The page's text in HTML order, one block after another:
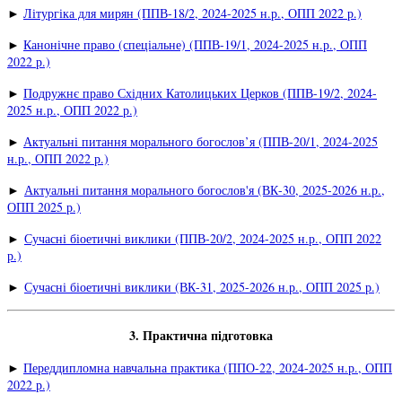
► Літургіка для мирян (ППВ-18/2, 2024-2025 н.р., ОПП 2022 р.)
► Канонічне право (спеціальне) (ППВ-19/1, 2024-2025 н.р., ОПП
2022 р.)
► Подружнє право Східних Католицьких Церков (ППВ-19/2, 2024-
2025 н.р., ОПП 2022 р.)
► Актуальні питання морального богослов’я (ППВ-20/1, 2024-2025
н.р., ОПП 2022 р.)
► Актуальні питання морального богослов'я (ВК-30, 2025-2026 н.р.,
ОПП 2025 р.)
► Сучасні біоетичні виклики (ППВ-20/2, 2024-2025 н.р., ОПП 2022
р.)
► Сучасні біоетичні виклики (ВК-31, 2025-2026 н.р., ОПП 2025 р.)
3. Практична підготовка
► Переддипломна навчальна практика (ППО-22, 2024-2025 н.р., ОПП
2022 р.)